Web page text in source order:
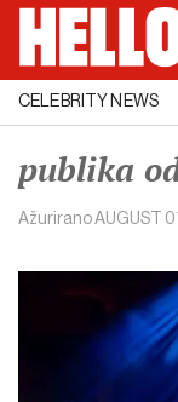
CELEBRITY NEWS
publika
AžuriranoAUGUST